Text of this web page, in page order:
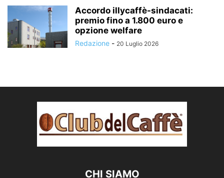
Accordo illycaffè-sindacati:
premio fino a 1.800 euro e
opzione welfare
Redazione - 20 Luglio 2026
CHI SIAMO